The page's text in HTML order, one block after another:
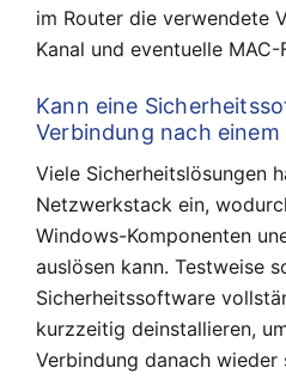
im Router die verwendete
Kanal und eventuelle MAC-
Kann eine
Verbindung nach
Viele Sicherheitslösungen
Netzwerkstack ein,
Windows-Komponenten
auslösen kann. Testweise
Sicherheitssoftware
kurzzeitig deinstallieren,
Verbindung danach